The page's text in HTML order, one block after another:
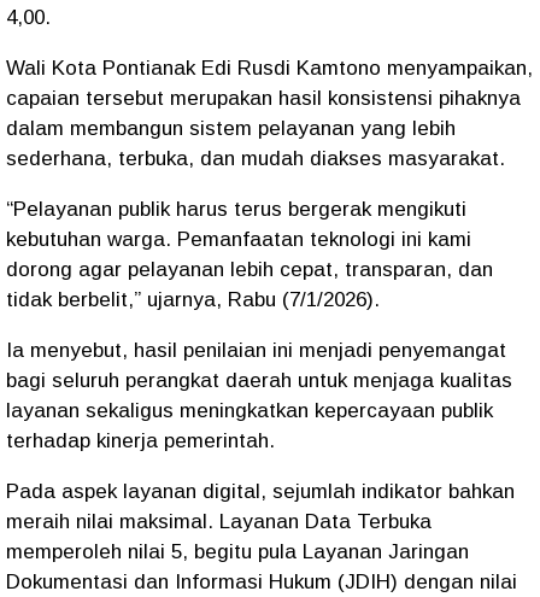
4,00.
Wali Kota Pontianak Edi Rusdi Kamtono menyampaikan,
capaian tersebut merupakan hasil konsistensi pihaknya
dalam membangun sistem pelayanan yang lebih
sederhana, terbuka, dan mudah diakses masyarakat.
“Pelayanan publik harus terus bergerak mengikuti
kebutuhan warga. Pemanfaatan teknologi ini kami
dorong agar pelayanan lebih cepat, transparan, dan
tidak berbelit,” ujarnya, Rabu (7/1/2026).
Ia menyebut, hasil penilaian ini menjadi penyemangat
bagi seluruh perangkat daerah untuk menjaga kualitas
layanan sekaligus meningkatkan kepercayaan publik
terhadap kinerja pemerintah.
Pada aspek layanan digital, sejumlah indikator bahkan
meraih nilai maksimal. Layanan Data Terbuka
memperoleh nilai 5, begitu pula Layanan Jaringan
Dokumentasi dan Informasi Hukum (JDIH) dengan nilai